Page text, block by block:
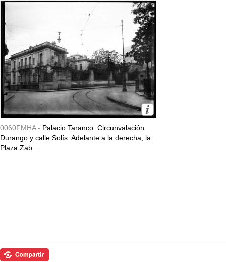
0060FMHA - Palacio Taranco. Circunvalación
Durango y calle Solís. Adelante a la derecha, la
Plaza Zab...